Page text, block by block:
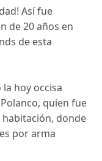
Así fue
de 20 años en
de esta
hoy occisa
quien fue
donde
por arma